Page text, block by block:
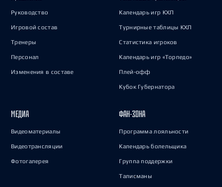
Руководство
Игровой состав
Тренеры
Персонал
Изменения в составе
Календарь игр КХЛ
Турнирные таблицы КХЛ
Статистика игроков
Календарь игр «Торпедо»
Плей-офф
Кубок Губернатора
МЕДИА
Видеоматериалы
Видеотрансляции
Фотогалерея
ФАН-ЗОНА
Программа лояльности
Календарь болельщика
Группа поддержки
Талисманы